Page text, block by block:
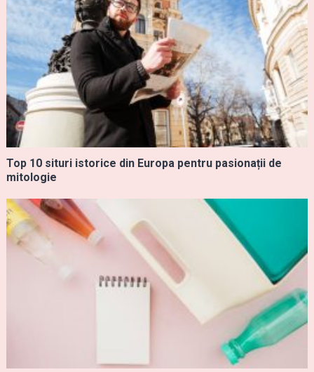
Top 10 situri istorice din Europa pentru pasionații de
mitologie